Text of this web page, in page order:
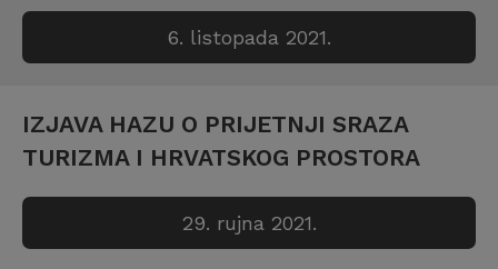
6. listopada 2021.
IZJAVA HAZU O PRIJETNJI SRAZA
TURIZMA I HRVATSKOG PROSTORA
29. rujna 2021.